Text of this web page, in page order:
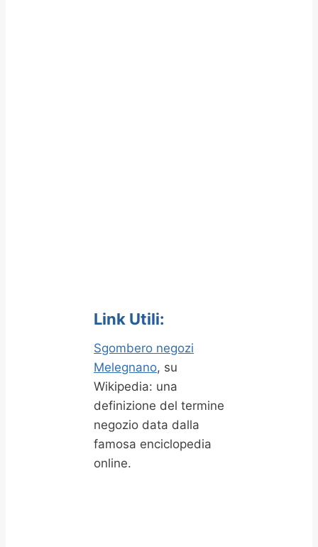
Link Utili:
Sgombero negozi
Melegnano, su
Wikipedia: una
definizione del termine
negozio data dalla
famosa enciclopedia
online.